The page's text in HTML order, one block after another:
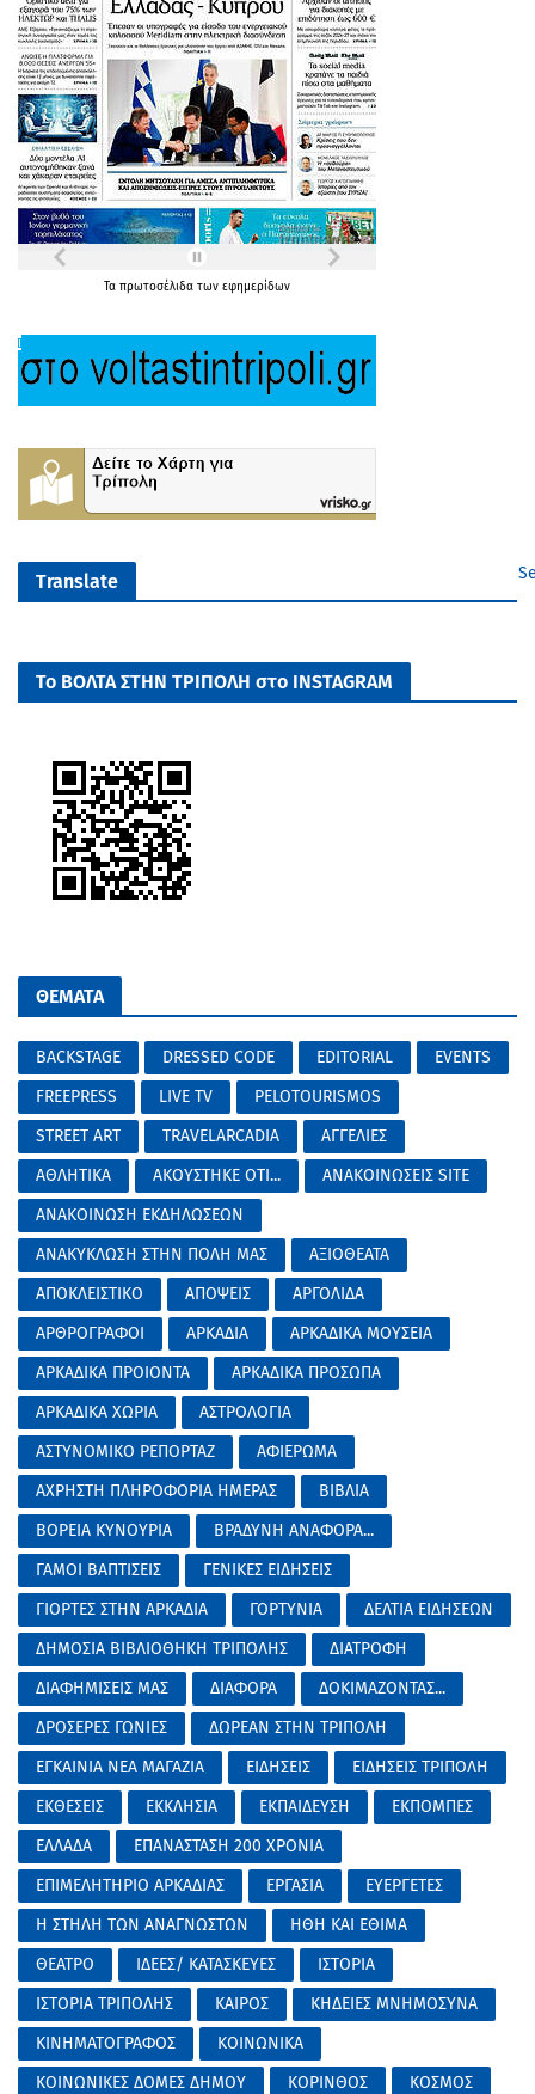
Τα πρωτοσέλιδα των εφημερίδων
Translate
Το ΒΟΛΤΑ ΣΤΗΝ ΤΡΙΠΟΛΗ στο INSTAGRAM
ΘΕΜΑΤΑ
BACKSTAGE DRESSED CODE EDITORIAL
EVENTS
FREEPRESS
LIVE TV
PELOTOURISMOS
STREET ART
TRAVELARCADIA
ΑΓΓΕΛΙΕΣ
ΑΘΛΗΤΙΚΑ
ΑΚΟΥΣΤΗΚΕ ΟΤΙ...
ΑΝΑΚΟΙΝΩΣΕΙΣ SITE
ΑΝΑΚΟΙΝΩΣΗ ΕΚΔΗΛΩΣΕΩΝ
ΑΝΑΚΥΚΛΩΣΗ ΣΤΗΝ ΠΟΛΗ ΜΑΣ
ΑΞΙΟΘΕΑΤΑ
ΑΠΟΚΛΕΙΣΤΙΚΟ
ΑΠΟΨΕΙΣ
ΑΡΓΟΛΙΔΑ
ΑΡΘΡΟΓΡΑΦΟΙ
ΑΡΚΑΔΙΑ
ΑΡΚΑΔΙΚΑ ΜΟΥΣΕΙΑ
ΑΡΚΑΔΙΚΑ ΠΡΟΙΟΝΤΑ
ΑΡΚΑΔΙΚΑ ΠΡΟΣΩΠΑ
ΑΡΚΑΔΙΚΑ ΧΩΡΙΑ
ΑΣΤΡΟΛΟΓΙΑ
ΑΣΤΥΝΟΜΙΚΟ ΡΕΠΟΡΤΑΖ
ΑΦΙΕΡΩΜΑ
ΑΧΡΗΣΤΗ ΠΛΗΡΟΦΟΡΙΑ ΗΜΕΡΑΣ
ΒΙΒΛΙΑ
ΒΟΡΕΙΑ ΚΥΝΟΥΡΙΑ
ΒΡΑΔΥΝΗ ΑΝΑΦΟΡΑ...
ΓΑΜΟΙ ΒΑΠΤΙΣΕΙΣ
ΓΕΝΙΚΕΣ ΕΙΔΗΣΕΙΣ
ΓΙΟΡΤΕΣ ΣΤΗΝ ΑΡΚΑΔΙΑ
ΓΟΡΤΥΝΙΑ
ΔΕΛΤΙΑ ΕΙΔΗΣΕΩΝ
ΔΗΜΟΣΙΑ ΒΙΒΛΙΟΘΗΚΗ ΤΡΙΠΟΛΗΣ
ΔΙΑΤΡΟΦΗ
ΔΙΑΦΗΜΙΣΕΙΣ ΜΑΣ
ΔΙΑΦΟΡΑ
ΔΟΚΙΜΑΖΟΝΤΑΣ...
ΔΡΟΣΕΡΕΣ ΓΩΝΙΕΣ
ΔΩΡΕΑΝ ΣΤΗΝ ΤΡΙΠΟΛΗ
ΕΓΚΑΙΝΙΑ ΝΕΑ ΜΑΓΑΖΙΑ
ΕΙΔΗΣΕΙΣ
ΕΙΔΗΣΕΙΣ ΤΡΙΠΟΛΗ
ΕΚΘΕΣΕΙΣ
ΕΚΚΛΗΣΙΑ ΕΚΠΑΙΔΕΥΣΗ
ΕΚΠΟΜΠΕΣ
ΕΛΛΑΔΑ
ΕΠΑΝΑΣΤΑΣΗ 200 ΧΡΟΝΙΑ
ΕΠΙΜΕΛΗΤΗΡΙΟ ΑΡΚΑΔΙΑΣ
ΕΡΓΑΣΙΑ
ΕΥΕΡΓΕΤΕΣ
Η ΣΤΗΛΗ ΤΩΝ ΑΝΑΓΝΩΣΤΩΝ
ΗΘΗ ΚΑΙ ΕΘΙΜΑ
ΘΕΑΤΡΟ
ΙΔΕΕΣ/ ΚΑΤΑΣΚΕΥΕΣ
ΙΣΤΟΡΙΑ
ΙΣΤΟΡΙΑ ΤΡΙΠΟΛΗΣ
ΚΑΙΡΟΣ
ΚΗΔΕΙΕΣ ΜΝΗΜΟΣΥΝΑ
ΚΙΝΗΜΑΤΟΓΡΑΦΟΣ
ΚΟΙΝΩΝΙΚΑ
ΚΟΙΝΩΝΙΚΕΣ ΔΟΜΕΣ ΔΗΜΟΥ
ΚΟΡΙΝΘΟΣ
ΚΟΣΜΟΣ